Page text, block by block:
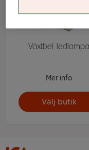
Växtbel. ledlampa
Mer info
Välj butik